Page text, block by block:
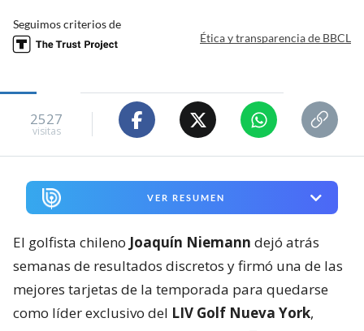
Seguimos criterios de
Ética y transparencia de BBCL
2527
visitas
VER RESUMEN
El golfista chileno Joaquín Niemann dejó atrás
semanas de resultados discretos y firmó una de las
mejores tarjetas de la temporada para quedarse
como líder exclusivo del LIV Golf Nueva York,